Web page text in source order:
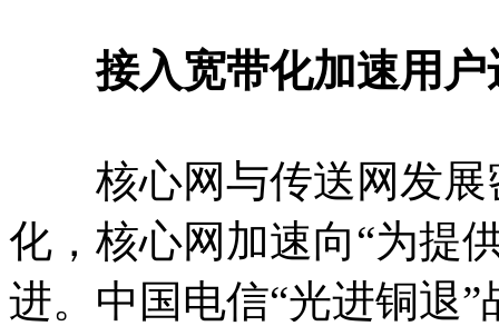
接入宽带化加速用户
核心网与传送网发展
化，核心网加速向“为提
进。中国电信“光进铜退